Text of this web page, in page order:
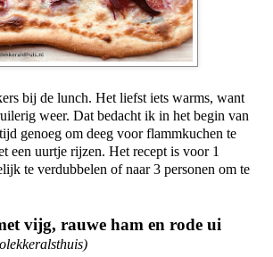
bij de lunch. Het liefst iets warms, want
weer. Dat bedacht ik in het begin van
genoeg om deeg voor flammkuchen te
een uurtje rijzen. Het recept is voor 1
te verdubbelen of naar 3 personen om te
vijg, rauwe ham en rode ui